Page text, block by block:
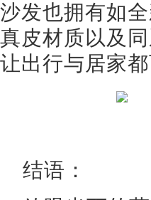
沙发也拥有如
真皮材质以及
让出行与居家
结语：